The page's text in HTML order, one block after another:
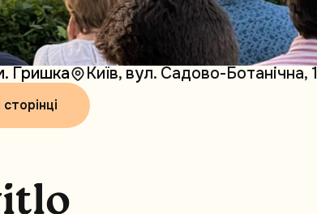
Гришка Київ, вул. Садово-Ботанічна, 1
itlo